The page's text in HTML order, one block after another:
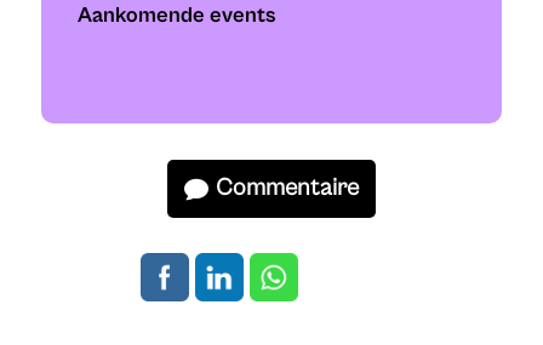
Aankomende events
Commentaire